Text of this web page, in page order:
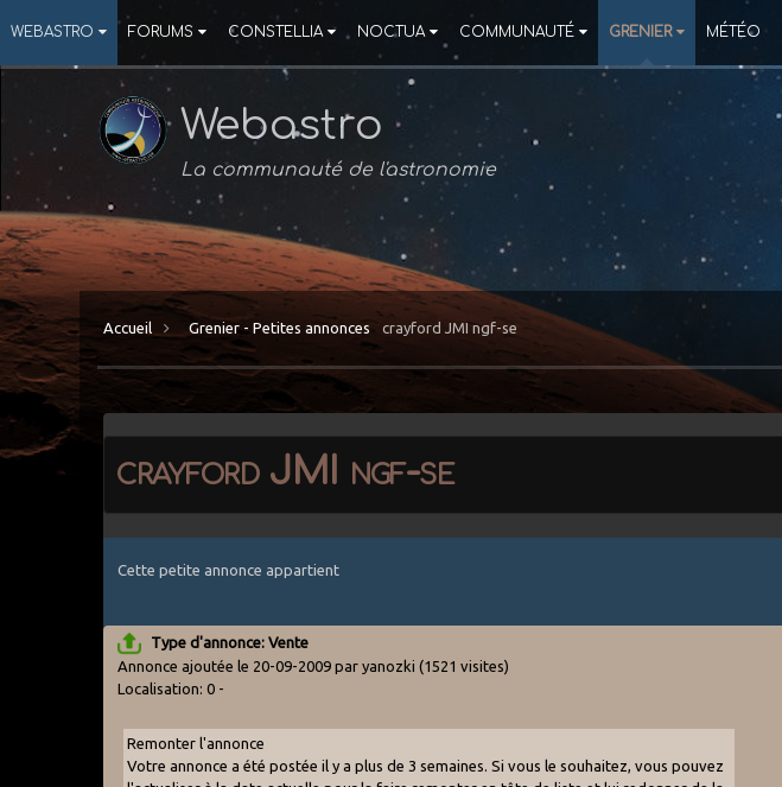
WEBASTRO FORUMS CONSTELLIA NOCTUA COMMUNAUTÉ GRENIER MÉTÉO
Webastro
La communauté de l'astronomie
Accueil Grenier - Petites annonces crayford JMI ngf-se
crayford JMI ngf-se
Cette petite annonce appartient
Type d'annonce: Vente
Annonce ajoutée le 20-09-2009 par yanozki(1521 visites)
Localisation: 0 -
Remonter l'annonce
Votre annonce a été postée il y a plus de 3 semaines. Si vous le souhaitez, vous pouvez